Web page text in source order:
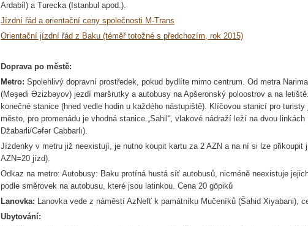
Ardabíl) a Turecka (Istanbul apod.).
Jízdní řád a orientační ceny společnosti M-Trans
Orientační jízdní řád z Baku (téměř totožné s předchozím, rok 2015)
Doprava po městě:
Metro: Spolehlivý dopravní prostředek, pokud bydlíte mimo centrum. Od metra
(Məşədi Əzizbəyov) jezdí maršrutky a autobusy naApšeronský poloostrov a na
konečné stanice (hned vedle hodin u každého nástupiště). Klíčovou stanicí pro turisty
město, pro promenádu je vhodná stanice „Sahil “, vlakové nádraží leží na dvou
Džabarli/Cəfər Cabbarlı).
Jízdenky v metru již neexistují, je nutno koupit kartu za 2 AZN a na ní si lze přikoupit
AZN=20 jízd).
Odkaz na metro: Autobusy: Baku protíná hustá síť autobusů, nicméně neexistuje
podle směrovek na autobusu, které jsou latinkou. Cena 20 göpiků
Lanovka: Lanovka vede z náměstí AzNefť k památníku Mučeníků (Šahid Xiyabani),
Ubytování: